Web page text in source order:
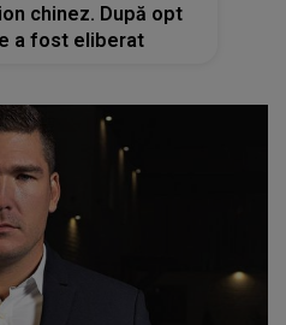
chinez. După opt
a fost eliberat